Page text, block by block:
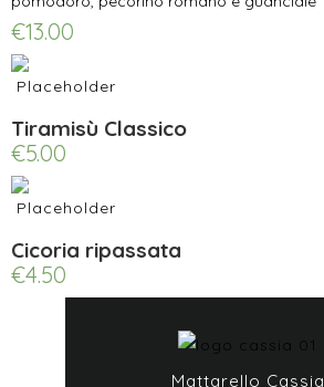
€13.00
Tiramisù Classico
€5.00
Cicoria ripassata
€4.50
Mattarello Cassia